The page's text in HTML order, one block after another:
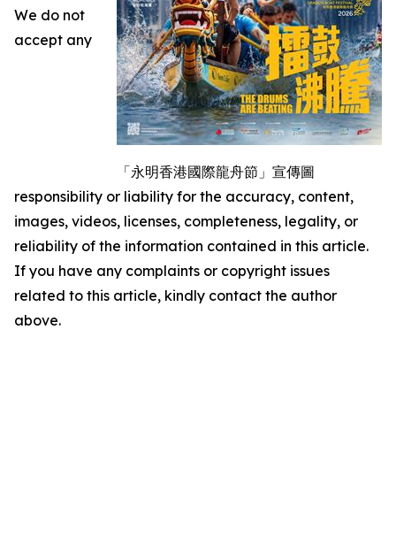
「永明香港國際龍舟節」宣傳圖
We do not
accept any
responsibility or liability for the accuracy, content,
images, videos, licenses, completeness, legality, or
reliability of the information contained in this article.
If you have any complaints or copyright issues
related to this article, kindly contact the author
above.